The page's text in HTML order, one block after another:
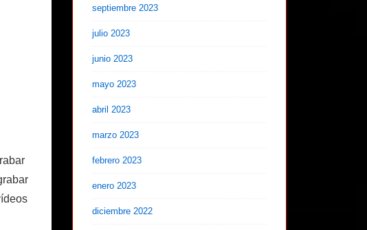
septiembre 2023
julio 2023
junio 2023
mayo 2023
abril 2023
marzo 2023
febrero 2023
enero 2023
diciembre 2022